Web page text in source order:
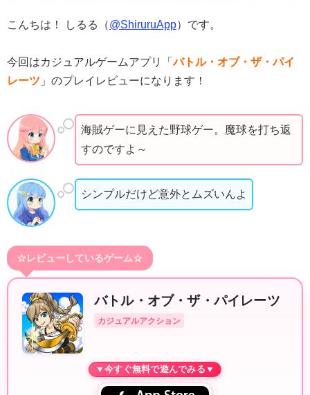
こんちは！ しるる（@ShiruruApp）です。
今回はカジュアルゲームアプリ「バトル・オブ・ザ・パイ
レーツ 」のプレイレビューになります！
海賊ゲーに見えた野球ゲー。魔球を打ち返
すのですよ～
シンプルだけど意外とムズいんよ
☆レビューしているゲーム☆
バトル・オブ・ザ・パイレーツ
カジュアルアクション